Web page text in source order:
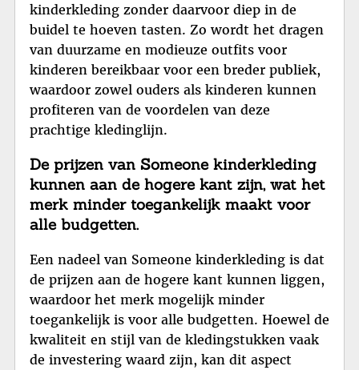
kinderkleding zonder daarvoor diep in de
buidel te hoeven tasten. Zo wordt het dragen
van duurzame en modieuze outfits voor
kinderen bereikbaar voor een breder publiek,
waardoor zowel ouders als kinderen kunnen
profiteren van de voordelen van deze
prachtige kledinglijn.
De prijzen van Someone kinderkleding
kunnen aan de hogere kant zijn, wat het
merk minder toegankelijk maakt voor
alle budgetten.
Een nadeel van Someone kinderkleding is dat
de prijzen aan de hogere kant kunnen liggen,
waardoor het merk mogelijk minder
toegankelijk is voor alle budgetten. Hoewel de
kwaliteit en stijl van de kledingstukken vaak
de investering waard zijn, kan dit aspect